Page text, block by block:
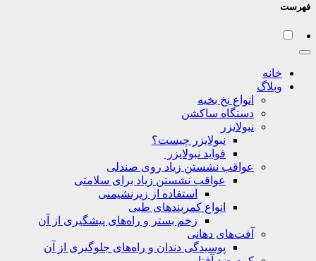
فهرست
خانه
وبلاگ
انواع نخ بخیه
دستگاه ساکشن
نبولایزر
نبولایزر چیست؟
فواید نبولایزر
عواقب نشستن زیاد روی صندلی
عواقب نشستن زیاد برای سلامتی
استفاده از زیرنشیمنی
انواع کمربندهای طبی
زخم بستر و راه‌های پیشگیری از آن
آفت‌های دهانی
پوسیدگی دندان و راه‌های جلوگیری از آن